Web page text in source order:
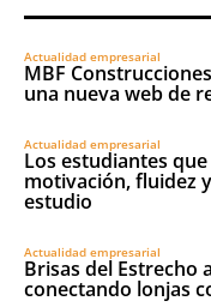
Actualidad empresarial
MBF
una nueva web de
Actualidad empresarial
Los estudiantes
motivación, fluidez
estudio
Actualidad empresarial
Brisas del Estrecho
conectando lonjas